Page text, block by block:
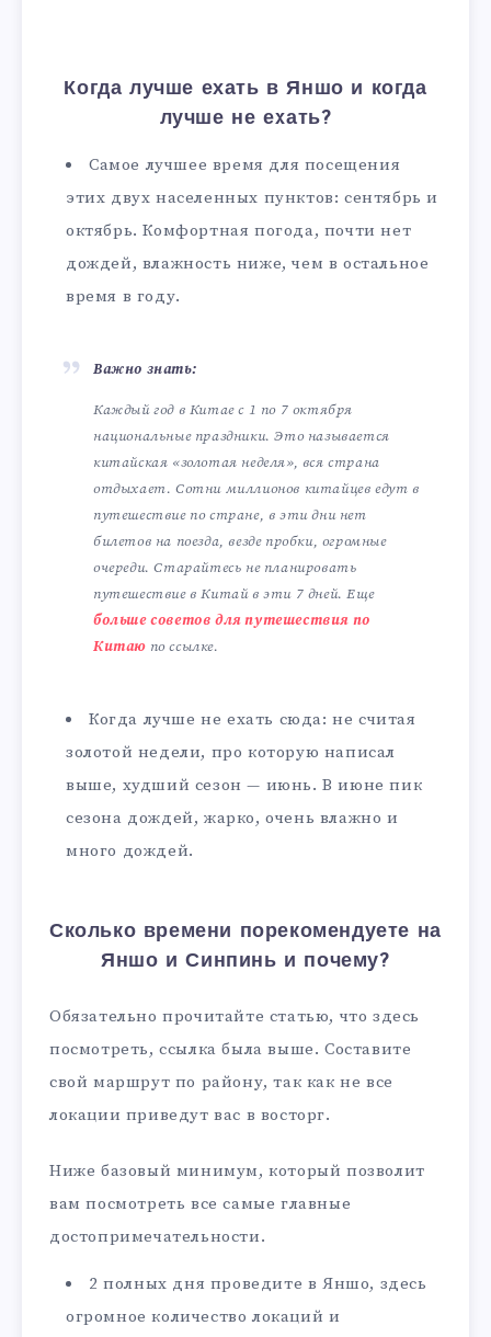
Когда лучше ехать в Яншо и когда
лучше не ехать?
Самое лучшее время для посещения
этих двух населенных пунктов: сентябрь и
октябрь. Комфортная погода, почти нет
дождей, влажность ниже, чем в остальное
время в году.
Важно знать:
Каждый год в Китае с 1 по 7 октября
национальные праздники. Это называется
китайская «золотая неделя», вся страна
отдыхает. Сотни миллионов китайцев едут в
путешествие по стране, в эти дни нет
билетов на поезда, везде пробки, огромные
очереди. Старайтесь не планировать
путешествие в Китай в эти 7 дней. Еще
больше советов для путешествия по
Китаю по ссылке.
Когда лучше не ехать сюда: не считая
золотой недели, про которую написал
выше, худший сезон — июнь. В июне пик
сезона дождей, жарко, очень влажно и
много дождей.
Сколько времени порекомендуете на
Яншо и Синпинь и почему?
Обязательно прочитайте статью, что здесь
посмотреть, ссылка была выше. Составите
свой маршрут по району, так как не все
локации приведут вас в восторг.
Ниже базовый минимум, который позволит
вам посмотреть все самые главные
достопримечательности.
2 полных дня проведите в Яншо, здесь
огромное количество локаций и